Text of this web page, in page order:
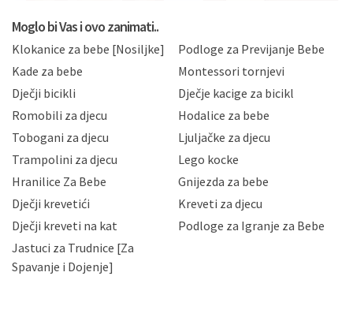
privatnosti i kolačića koju možete pročitati ovdje i
Hrvatske, a uvijek uz primjenu odgovarajućih tehničkih i
sigurnosnih mjera zaštite osobnih podataka od
neovlaštenog pristupa, zlouporabe, otkrivanja,
gubitka ili uništenja. Mae.hr štiti privatnost svojih
korisnika i posjetitelja web stranica, čuva povjerljivost
Vaših osobnih podataka te omogućava pristup i
priopćavanje osobnih podataka samo onim svojim
zaposlenicima kojima su isti potrebni radi provedbe
slučajevima koji su dozvoljeni zakonima. Napominjemo
da možete u svako doba, u potpunosti ili djelomice,
zatražiti prestanak aktivnosti obrade Vaših osobnih
podataka. Opoziv privole možete podnijeti poštom na
gore navedenu adresu ili e-mailom na adresu:
Moglo bi Vas i ovo zanimati..
Klokanice za bebe [Nosiljke]
Podloge za Previjanje Bebe
Kade za bebe
Montessori tornjevi
Dječji bicikli
Dječje kacige za bicikl
Romobili za djecu
Hodalice za bebe
Tobogani za djecu
Ljuljačke za djecu
Trampolini za djecu
Lego kocke
Hranilice Za Bebe
Gnijezda za bebe
Dječji krevetići
Kreveti za djecu
Dječji kreveti na kat
Podloge za Igranje za Bebe
Jastuci za Trudnice [Za
Spavanje i Dojenje]